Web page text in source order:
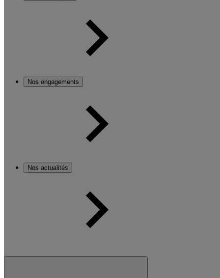
Nos engagements
Nos actualités